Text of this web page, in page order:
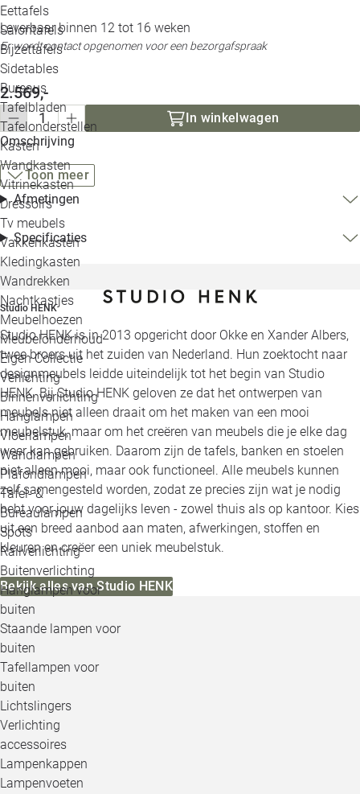
Eettafels
Salontafels
Bijzettafels
Sidetables
Bureaus
Tafelbladen
Tafelonderstellen
Kasten
Wandkasten
Vitrinekasten
Dressoirs
Tv meubels
Vakkenkasten
Kledingkasten
Wandrekken
Nachtkastjes
Meubelhoezen
Meubelonderhoud
Eigen Collectie
Verlichting
Binnenverlichting
Hanglampen
Vloerlampen
Wandlampen
Plafondlampen
Tafel- &
Bureaulampen
Spots
Railverlichting
Buitenverlichting
Hanglampen voor
buiten
Staande lampen voor
buiten
Tafellampen voor
buiten
Lichtslingers
Verlichting
accessoires
Lampenkappen
Lampenvoeten
Leverbaar binnen 12 tot 16 weken
Er wordt contact opgenomen voor een bezorgafspraak
2.569,-
In winkelwagen
Omschrijving
Toon meer
Afmetingen
Specificaties
Studio HENK
Studio HENK is in 2013 opgericht door Okke en Xander Albers,
twee broers uit het zuiden van Nederland. Hun zoektocht naar
designmeubels leidde uiteindelijk tot het begin van Studio
HENK. Bij Studio HENK geloven ze dat het ontwerpen van
meubels niet alleen draait om het maken van een mooi
meubelstuk, maar om het creëren van meubels die je elke dag
weer kan gebruiken. Daarom zijn de tafels, banken en stoelen
niet alleen mooi, maar ook functioneel. Alle meubels kunnen
zelf samengesteld worden, zodat ze precies zijn wat je nodig
hebt voor jouw dagelijks leven - zowel thuis als op kantoor. Kies
uit een breed aanbod aan maten, afwerkingen, stoffen en
kleuren en creëer een uniek meubelstuk.
Bekijk alles van Studio HENK